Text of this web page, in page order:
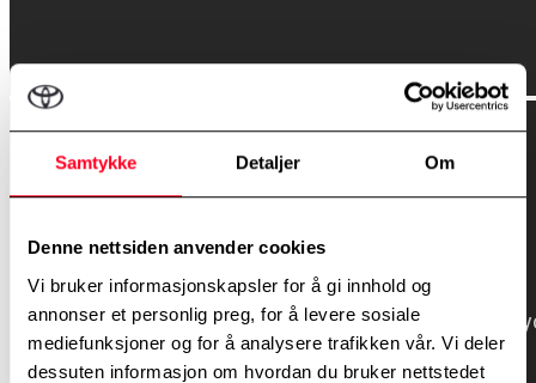
Samtykke Detaljer Om
Denne nettsiden anvender cookies
Vi bruker informasjonskapsler for å gi innhold og
annonser et personlig preg, for å levere sosiale
mediefunksjoner og for å analysere trafikken vår. Vi deler
dessuten informasjon om hvordan du bruker nettstedet